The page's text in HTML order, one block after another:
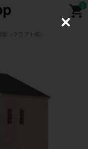
0
（クラフト紙）
C